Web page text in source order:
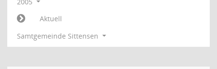
Aktuell
Samtgemeinde Sittensen